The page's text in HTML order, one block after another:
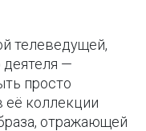
телеведущей,
—
просто
её коллекции
отражающей